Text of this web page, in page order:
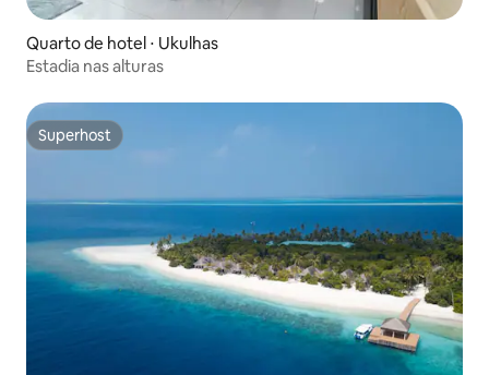
Quarto de hotel ⋅ Ukulhas
Estadia nas alturas
Superhost
Superhost